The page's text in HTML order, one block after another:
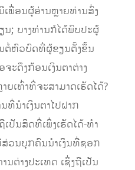
ພື່ອນຜູ້ອ່ານຫຼາຍທ່ານສົ່ງ
; ບາງທ່ານກໍໄດ້ພົບປະຜູ້
ຕໍ່ຫົວບົດທີ່ຜູ້ຂຽນຕັ້ງຂຶ້ນ
ະດຶງກ້ອນເງິນຕາຕ່າງ
ຍເທົ່າທີ່ຈະສາມາດເຮັດໄດ້?
ທີ່ນໍາເງິນຕາໄປຝາກ
ປັນສິດທີ່ເພິ່ງເຮັດໄດ້-ທໍາ
ວນບຸກຄົນນໍາເງິນທີ່ຊອກ
ນຕ່າງປະເທດ ເຊິ່ງຖືເປັນ